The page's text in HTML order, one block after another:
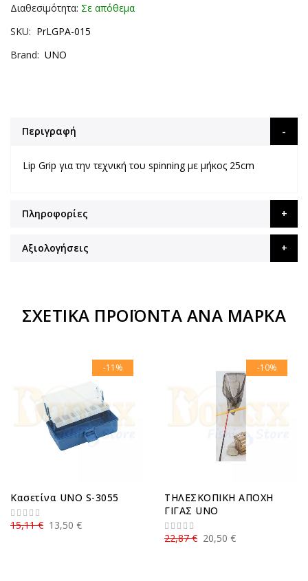
Διαθεσιμότητα: Σε απόθεμα
SKU
PrLGPA-015
Brand
UNO
Περιγραφή
Lip Grip για την τεχνική του spinning με μήκος 25cm
Πληροφορίες
Αξιολογήσεις
ΣΧΕΤΙΚΆ ΠΡΟΪΌΝΤΑ ΑΝΆ ΜΆΡΚΑ
-11%
Κασετίνα UNO S-3055
13,50 €
15,11 €
-10%
ΤΗΛΕΣΚΟΠΙΚΗ ΑΠΟΧΗ
ΓΙΓΑΣ UNO
20,50 €
22,87 €